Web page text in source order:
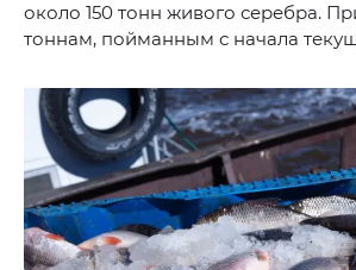
около 150 тонн живого серебра.
тоннам, пойманным с начала